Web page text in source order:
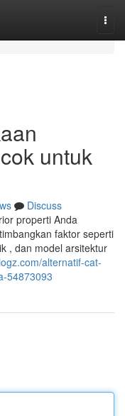
untuk
Discuss
properti Anda
faktor seperti
, dan model arsitektur
alternatif-cat-
54873093